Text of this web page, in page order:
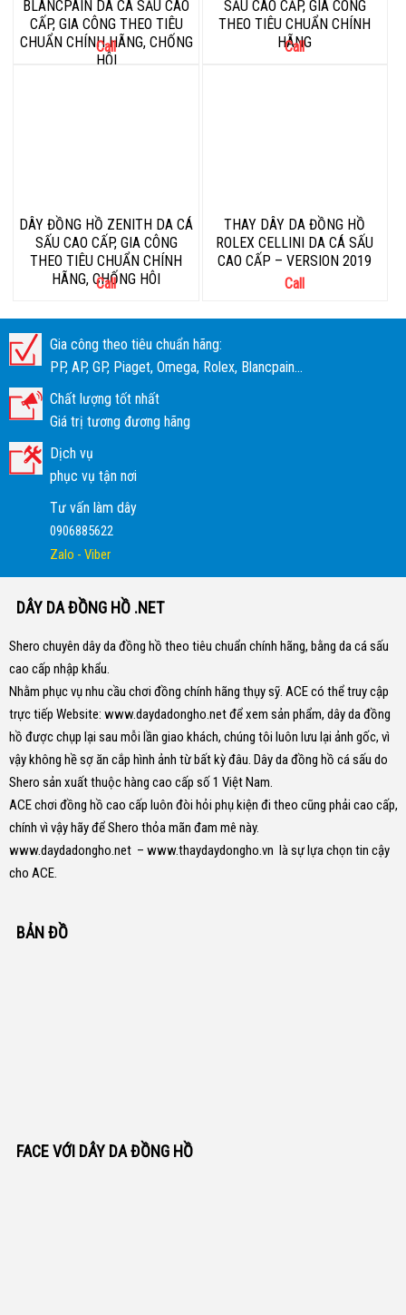
BLANCPAIN DA CÁ SẤU CAO
CẤP, GIA CÔNG THEO TIÊU
CHUẨN CHÍNH HÃNG, CHỐNG
HÔI
Call
SẤU CAO CẤP, GIA CÔNG
THEO TIÊU CHUẨN CHÍNH
HÃNG
Call
DÂY ĐỒNG HỒ ZENITH DA CÁ
SẤU CAO CẤP, GIA CÔNG
THEO TIÊU CHUẨN CHÍNH
HÃNG, CHỐNG HÔI
Call
THAY DÂY DA ĐỒNG HỒ
ROLEX CELLINI DA CÁ SẤU
CAO CẤP – VERSION 2019
Call
Gia công theo tiêu chuẩn hãng:
PP, AP, GP, Piaget, Omega, Rolex, Blancpain...
Chất lượng tốt nhất
Giá trị tương đương hãng
Dịch vụ
phục vụ tận nơi
Tư vấn làm dây
0906885622
Zalo - Viber
DÂY DA ĐỒNG HỒ .NET
Shero chuyên dây da đồng hồ theo tiêu chuẩn chính hãng, bằng da cá sấu
cao cấp nhập khẩu.
Nhằm phục vụ nhu cầu chơi đồng chính hãng thụy sỹ. ACE có thể truy cập
trực tiếp Website: www.daydadongho.netđể xem sản phẩm, dây da đồng
hồ được chụp lại sau mỗi lần giao khách, chúng tôi luôn lưu lại ảnh gốc, vì
vậy không hề sợ ăn cắp hình ảnh từ bất kỳ đâu. Dây da đồng hồ cá sấu do
Shero sản xuất thuộc hàng cao cấp số 1 Việt Nam.
ACE chơi đồng hồ cao cấp luôn đòi hỏi phụ kiện đi theo cũng phải cao cấp,
chính vì vậy hãy để Shero thỏa mãn đam mê này.
www.daydadongho.net – www.thaydaydongho.vn là sự lựa chọn tin cậy
cho ACE.
BẢN ĐỒ
FACE VỚI DÂY DA ĐỒNG HỒ